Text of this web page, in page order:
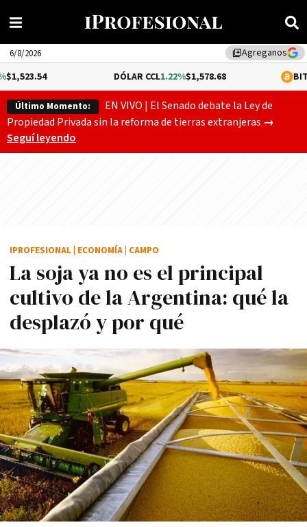
library_addAgreganos
6/8/2026
1.22%$1,578.68 0.12%
Último Momento:
EN VIVO | El Senado debate la Ley de
Propiedad Privada sin la reforma de tierras extranjeras El
→
Seguí leyendo
La soja ya no es el principal
cultivo de la Argentina: qué la
desplazó y por qué
IPROFESIONAL ECONOMÍA CAMPO